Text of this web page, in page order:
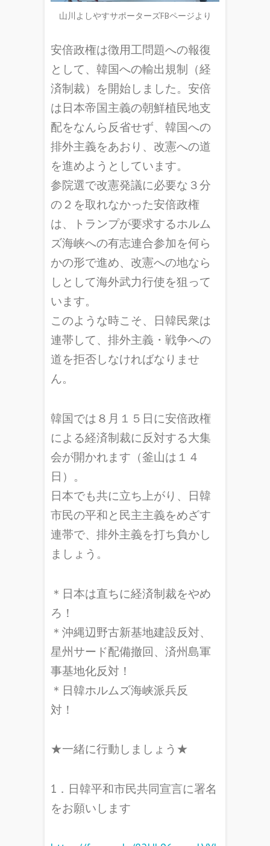
山川よしやすサポーターズFBページより
安倍政権は徴用工問題への報復
として、韓国への輸出規制（経
済制裁）を開始しました。安倍
は日本帝国主義の朝鮮植民地支
配をなんら反省せず、韓国への
排外主義をあおり、改憲への道
を進めようとしています。
参院選で改憲発議に必要な３分
の２を取れなかった安倍政権
は、トランプが要求するホルム
ズ海峡への有志連合参加を何ら
かの形で進め、改憲への地なら
しとして海外武力行使を狙って
います。
このような時こそ、日韓民衆は
連帯して、排外主義・戦争への
道を拒否しなければなりませ
ん。
韓国では８月１５日に安倍政権
による経済制裁に反対する大集
会が開かれます（釜山は１４
日）。
日本でも共に立ち上がり、日韓
市民の平和と民主主義をめざす
連帯で、排外主義を打ち負かし
ましょう。
＊日本は直ちに経済制裁をやめ
ろ！
＊沖縄辺野古新基地建設反対、
星州サード配備撤回、済州島軍
事基地化反対！
＊日韓ホルムズ海峡派兵反
対！
★一緒に行動しましょう★
1．日韓平和市民共同宣言に署名
をお願いします